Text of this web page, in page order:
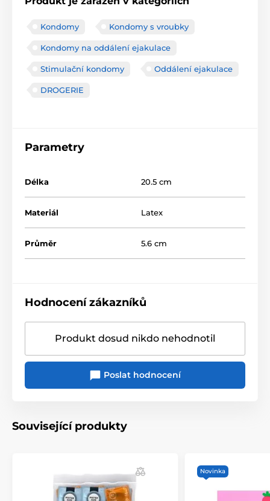
Kondomy Kondomy s vroubky
Kondomy na oddálení ejakulace
Stimulační kondomy Oddálení ejakulace
DROGERIE
Parametry
Délka 20.5 cm
Materiál Latex
Průměr 5.6 cm
Hodnocení zákazníků
Produkt dosud nikdo nehodnotil
Poslat hodnocení
Související produkty
Novinka